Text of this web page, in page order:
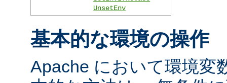
UnsetEnv
基本的な環境の操作
Apache において環境変